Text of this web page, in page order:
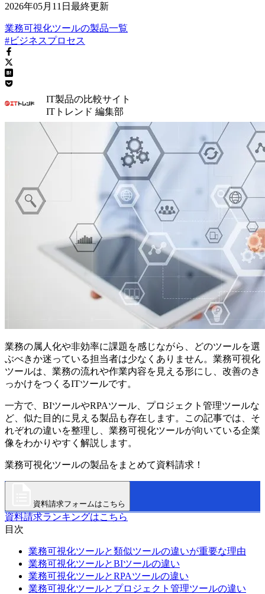
2026年05月11日 最終更新
業務可視化ツールの製品一覧
#ビジネスプロセス
IT製品の比較サイト
ITトレンド 編集部
業務の属人化や非効率に課題を感じながら、どのツールを選
ぶべきか迷っている担当者は少なくありません。業務可視化
ツールは、業務の流れや作業内容を見える形にし、改善のき
っかけをつくるITツールです。
一方で、BIツールやRPAツール、プロジェクト管理ツールな
ど、似た目的に見える製品も存在します。この記事では、そ
れぞれの違いを整理し、業務可視化ツールが向いている企業
像をわかりやすく解説します。
業務可視化ツールの製品をまとめて資料請求！
資料請求フォームはこちら
資料請求ランキングはこちら
目次
業務可視化ツールと類似ツールの違いが重要な理由
業務可視化ツールとBIツールの違い
業務可視化ツールとRPAツールの違い
業務可視化ツールとプロジェクト管理ツールの違い